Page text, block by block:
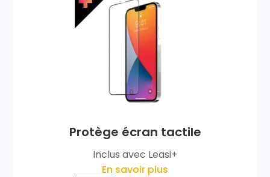
Protège écran tactile
Inclus avec Leasi+
En savoir plus